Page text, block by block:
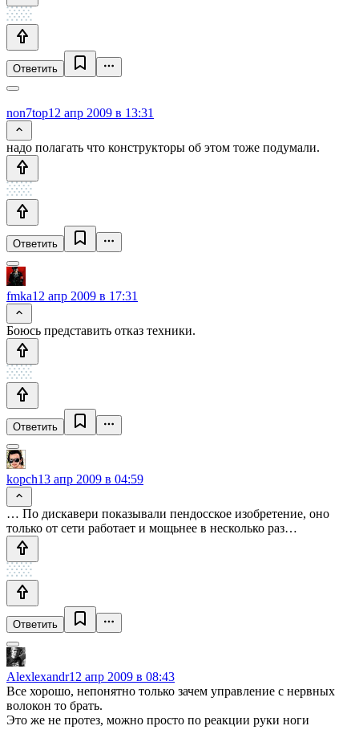
Ответить
non7top12 апр 2009 в 13:31
надо полагать что конструкторы об этом тоже подумали.
Ответить
fmka12 апр 2009 в 17:31
Боюсь представить отказ техники.
Ответить
kopch13 апр 2009 в 04:59
… По дискавери показывали пендосское изобретение, оно
только от сети работает и мощьнее в несколько раз…
Ответить
Alexlexandr12 апр 2009 в 08:43
Все хорошо, непонятно только зачем управление с нервных
волокон то брать.
Это же не протез, можно просто по реакции руки ноги